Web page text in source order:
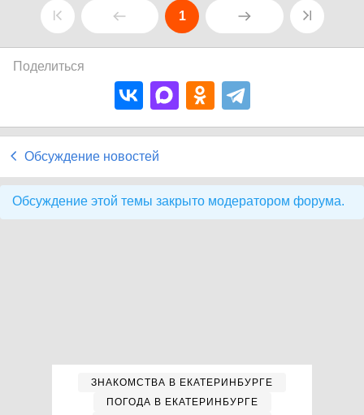
1
Поделиться
Обсуждение новостей
Обсуждение этой темы закрыто модератором форума.
ЗНАКОМСТВА В ЕКАТЕРИНБУРГЕ
ПОГОДА В ЕКАТЕРИНБУРГЕ